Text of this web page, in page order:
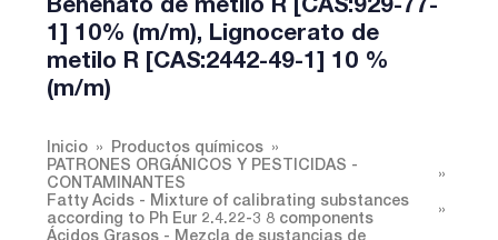
1] 10% (m/m), Lignocerato de
metilo R [CAS:2442-49-1] 10 %
(m/m)
Inicio
Productos químicos
PATRONES ORGÁNICOS Y PESTICIDAS -
CONTAMINANTES
Fatty Acids - Mixture of calibrating substances
according to Ph Eur 2.4.22-3 8 components
Ácidos Grasos - Mezcla de sustancias de